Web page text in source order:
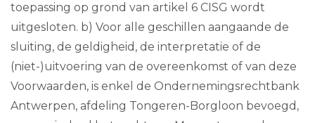
toepassing op grond van artikel 6 CISG wordt
uitgesloten. b) Voor alle geschillen aangaande de
sluiting, de geldigheid, de interpretatie of de
(niet-)uitvoering van de overeenkomst of van deze
Voorwaarden, is enkel de Ondernemingsrechtbank
Antwerpen, afdeling Tongeren-Borgloon bevoegd,